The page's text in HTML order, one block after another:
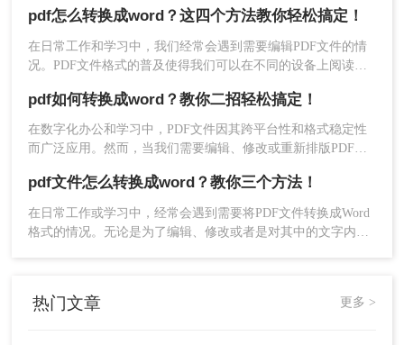
推荐工具：转转大师PDF转换器试用版
操作步骤：
1、下载转转大师客户端并打开。
整条款，轻松完成编辑任务。大家知道pdf怎么免费转word吗？
下面小编告诉你们~
pdf怎么转换成word？这四个方法教你轻松搞定！
在日常工作和学习中，我们经常会遇到需要编辑PDF文件的情
况。PDF文件格式的普及使得我们可以在不同的设备上阅读和
题。幸运的是，现在有一种简单而高效的方法可以解决这个问
题，那就是将PDF文件转换为Word文件。本文将为大家介绍pdf
怎么转换成word方法，下面一起看看吧。
pdf如何转换成word？教你二招轻松搞定！
在数字化办公和学习中，PDF文件因其跨平台性和格式稳定性
而广泛应用。然而，当我们需要编辑、修改或重新排版PDF文
如何转换成Word呢？本文将介绍两种实用的PDF转Word方法，
帮助您轻松实现文件格式转换。
pdf文件怎么转换成word？教你三个方法！
在日常工作或学习中，经常会遇到需要将PDF文件转换成Word
格式的情况。无论是为了编辑、修改或者是对其中的文字内容
热门文章 更多 >